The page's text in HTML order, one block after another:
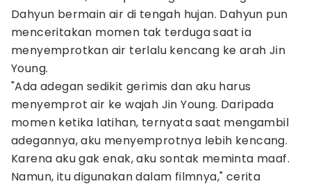
Dahyun bermain air di tengah hujan. Dahyun pun
menceritakan momen tak terduga saat ia
menyemprotkan air terlalu kencang ke arah Jin
Young.
"Ada adegan sedikit gerimis dan aku harus
menyemprot air ke wajah Jin Young. Daripada
momen ketika latihan, ternyata saat mengambil
adegannya, aku menyemprotnya lebih kencang.
Karena aku gak enak, aku sontak meminta maaf.
Namun, itu digunakan dalam filmnya," cerita